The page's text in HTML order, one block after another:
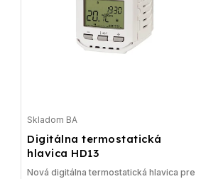
Digitálna termostatická
hlavica HD13
Skladom BA
Nová digitálna termostatická hlavica pre